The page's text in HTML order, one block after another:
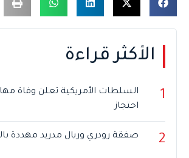
الأكثر قراءة
1
السلطات الأمريكية تعلن وفاة
احتجاز
2 صفقة رودري وريال مدريد مهددة